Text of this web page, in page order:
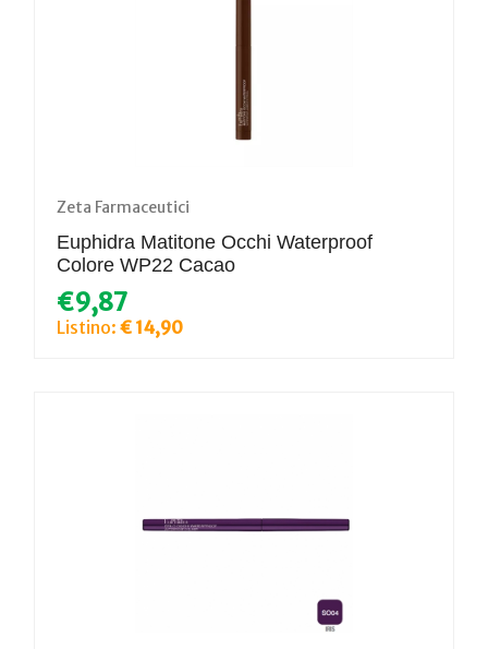
Zeta Farmaceutici
Euphidra Matitone Occhi Waterproof
Colore WP22 Cacao
€9,87
Listino: € 14,90